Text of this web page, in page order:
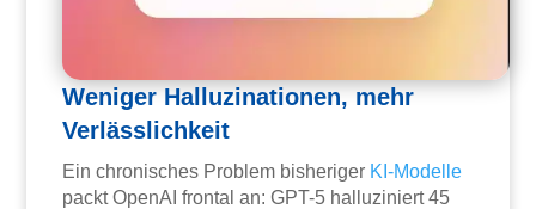
Weniger Halluzinationen, mehr
Verlässlichkeit
Ein chronisches Problem bisheriger KI-Modelle
packt OpenAI frontal an: GPT-5 halluziniert 45